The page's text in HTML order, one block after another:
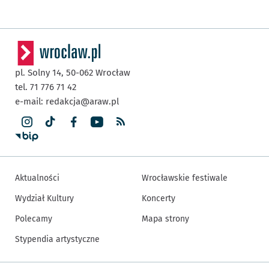
pl. Solny 14, 50-062 Wrocław
tel. 71 776 71 42
e-mail: redakcja@araw.pl
Aktualności
Wydział Kultury
Polecamy
Stypendia artystyczne
Wrocławskie festiwale
Koncerty
Mapa strony